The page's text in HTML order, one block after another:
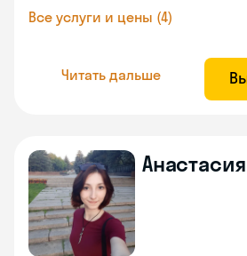
Все услуги и цены (4)
Читать дальше
Анастасия